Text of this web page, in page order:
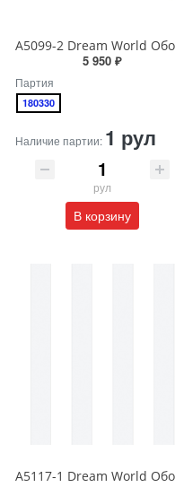
5 950 ₽
Партия
180330
Наличие партии: 1 рул
рул
В корзину